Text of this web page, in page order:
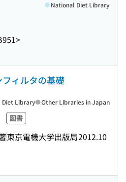
National Diet Library
フィルタの基礎
図書
東京電機大学出版局2012.10
Diet Library Other Libraries in Japan